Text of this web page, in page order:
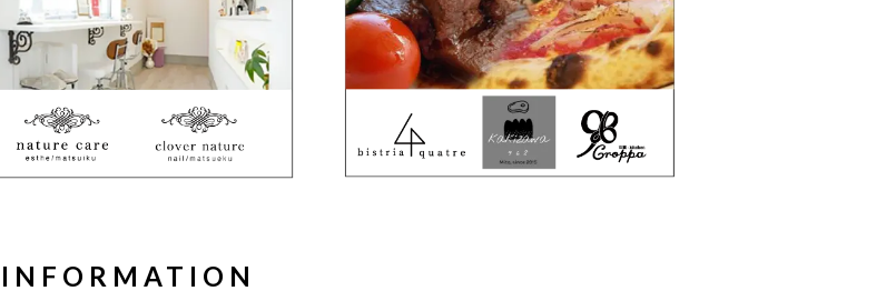
INFORMATION